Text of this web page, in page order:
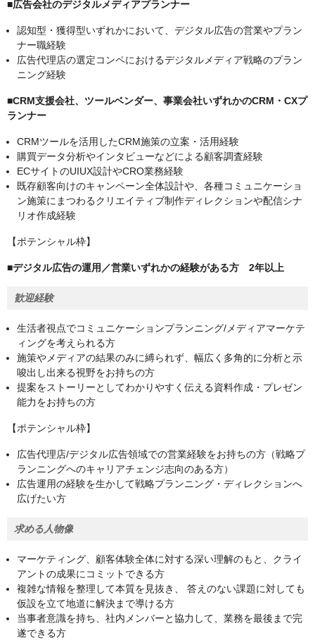
■広告会社のデジタルメディアプランナー
認知型・獲得型いずれかにおいて、デジタル広告の営業やプラン
ナー職経験
広告代理店の選定コンペにおけるデジタルメディア戦略のプラン
ニング経験
■CRM支援会社、ツールベンダー、事業会社いずれかのCRM・CXプ
ランナー
CRMツールを活用したCRM施策の立案・活用経験
購買データ分析やインタビューなどによる顧客調査経験
ECサイトのUIUX設計やCRO業務経験
既存顧客向けのキャンペーン全体設計や、各種コミュニケーショ
ン施策にまつわるクリエイティブ制作ディレクションや配信シナ
リオ作成経験
【ポテンシャル枠】
■デジタル広告の運用／営業いずれかの経験がある方 2年以上
歓迎経験
生活者視点でコミュニケーションプランニング/メディアマーケテ
ィングを考えられる方
施策やメディアの結果のみに縛られず、幅広く多角的に分析と示
唆出し出来る視野をお持ちの方
提案をストーリーとしてわかりやすく伝える資料作成・プレゼン
能力をお持ちの方
【ポテンシャル枠】
広告代理店/デジタル広告領域での営業経験をお持ちの方（戦略プ
ランニングへのキャリアチェンジ志向のある方）
広告運用の経験を生かして戦略プランニング・ディレクションへ
広げたい方
求める人物像
マーケティング、顧客体験全体に対する深い理解のもと、クライ
アントの成果にコミットできる方
複雑な情報を整理して本質を見抜き、 答えのない課題に対しても
仮設を立て地道に解決まで導ける方
当事者意識を持ち、社内メンバーと協力して、業務を最後まで完
遂できる方